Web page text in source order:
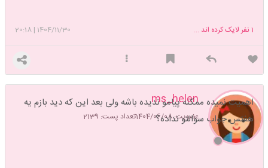
1404/11/30
|
20:18 1نفر لایک کرده اند ...
ms_helen
عضویت: 1404/06/08 تعداد پست: 2139
اهمیت نمیده ممکنه پیامو ندیده باشه ولی بعد این که دید بازم یه
هفتس جواب سوالتو نداده؟